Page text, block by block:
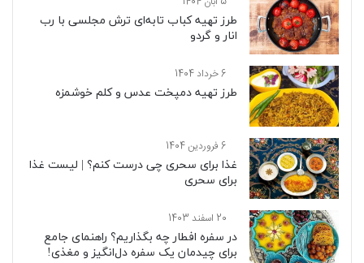
طرز تهیه کباب تابه‌ای ترش مجلسی با رب
انار و گردو
6 خرداد 1404
طرز تهیه دمپخت عدس و کلم خوشمزه
6 فروردین 1404
غذا برای سحری چی درست کنم؟ | لیست غذا
برای سحری
20 اسفند 1403
در سفره افطار چه بگذاریم؟ راهنمای جامع
برای چیدمان یک سفره دل‌انگیز و مغذی!